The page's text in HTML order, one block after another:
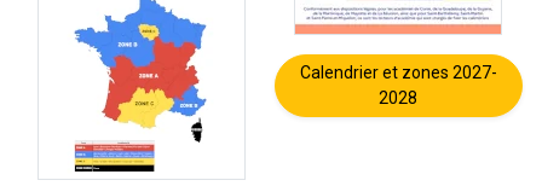
Calendrier et zones 2027-
2028